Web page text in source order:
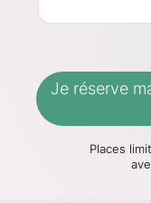
Je réserve
Places